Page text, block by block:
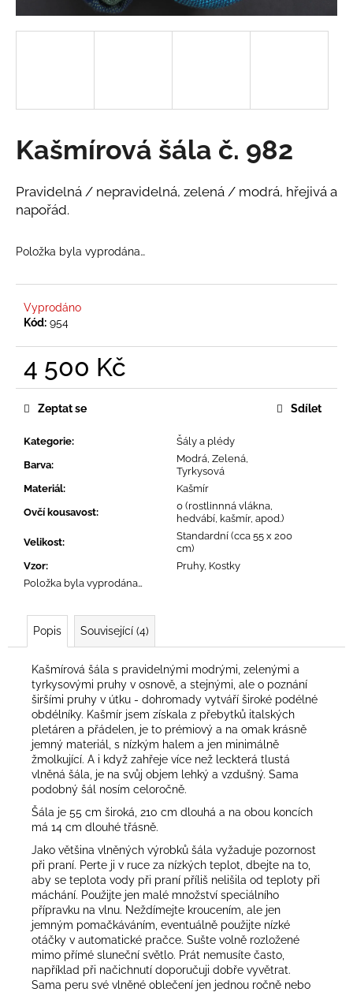
Kašmírová šála č. 982
Pravidelná / nepravidelná, zelená / modrá, hřejivá a
napořád.
Položka byla vyprodána…
Vyprodáno
Kód: 954
4 500 Kč
Měrná
cena:
Kategorie:
Šály a plédy
Barva:
Modrá, Zelená,
Tyrkysová
Materiál:
Kašmír
Ovčí kousavost:
0 (rostlinnná vlákna,
hedvábí, kašmír, apod.)
Velikost:
Standardní (cca 55 x 200
cm)
Vzor:
Pruhy, Kostky
Položka byla vyprodána…
Zeptat se Sdílet
Popis Související (4)
Kašmírová šála s pravidelnými modrými, zelenými a
tyrkysovými pruhy v osnově, a stejnými, ale o poznání
širšími pruhy v útku - dohromady vytváří široké podélné
obdélníky. Kašmír jsem získala z přebytků italských
pletáren a přádelen, je to prémiový a na omak krásně
jemný materiál, s nízkým halem a jen minimálně
žmolkující. A i když zahřeje více než leckterá tlustá
vlněná šála, je na svůj objem lehký a vzdušný. Sama
podobný šál nosím celoročně.
Šála je 55 cm široká, 210 cm dlouhá a na obou koncích
má 14 cm dlouhé třásně.
Jako většina vlněných výrobků šála vyžaduje pozornost
při praní. Perte ji v ruce za nízkých teplot, dbejte na to,
aby se teplota vody při praní příliš nelišila od teploty při
máchání. Použijte jen malé množství speciálního
přípravku na vlnu. Neždímejte kroucením, ale jen
jemným pomačkáváním, eventuálně použijte nízké
otáčky v automatické pračce. Sušte volně rozložené
mimo přímé sluneční světlo. Prát nemusíte často,
například při načichnutí doporučuji dobře vyvětrat.
Sama peru své vlněné oblečení jen jednou ročně nebo
a
D
p
o
u
j
e
e